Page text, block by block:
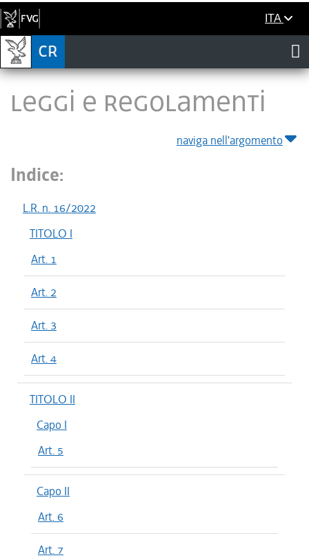
ITA
LEGGI E REGOLAMENTI
naviga nell'argomento
Indice:
L.R. n. 16/2022
TITOLO I
Art. 1
Art. 2
Art. 3
Art. 4
TITOLO II
Capo I
Art. 5
Capo II
Art. 6
Art. 7